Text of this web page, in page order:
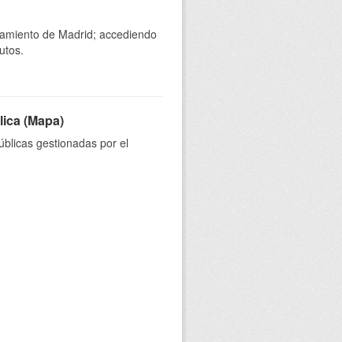
de Madrid; accediendo
(Mapa)
gestionadas por el